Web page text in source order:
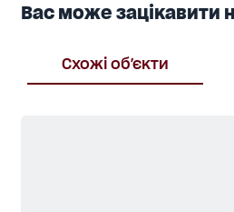
Вас може зацікавити
Схожі об'єкти